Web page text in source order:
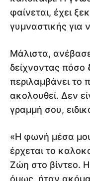
φαίνεται, έχει
γυμναστικής για
Μάλιστα,
δείχνοντας πόσο
περιλαμβάνει το
ακολουθεί. Δεν
γραμμή σου,
«Η φωνή μέσα
έρχεται το
Ζώη στο βίντεο.
όμως, ήταν ακόμα